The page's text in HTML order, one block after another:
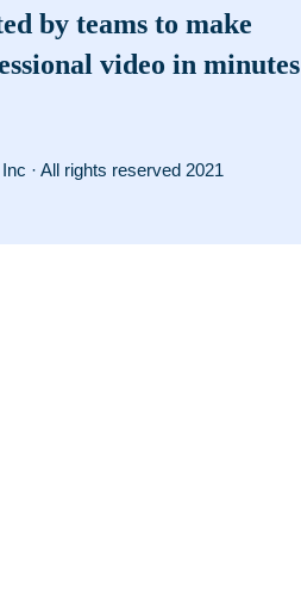
by teams to make
video in minutes
· All rights reserved 2021